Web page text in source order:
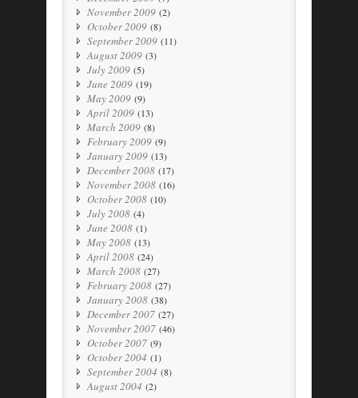
November 2009 (2)
October 2009 (8)
September 2009 (11)
August 2009 (3)
July 2009 (5)
June 2009 (19)
May 2009 (9)
April 2009 (13)
March 2009 (8)
February 2009 (9)
January 2009 (13)
December 2008 (17)
November 2008 (16)
October 2008 (10)
July 2008 (4)
June 2008 (1)
May 2008 (13)
April 2008 (24)
March 2008 (27)
February 2008 (27)
January 2008 (38)
December 2007 (27)
November 2007 (46)
October 2007 (9)
October 2004 (1)
September 2004 (8)
August 2004 (2)